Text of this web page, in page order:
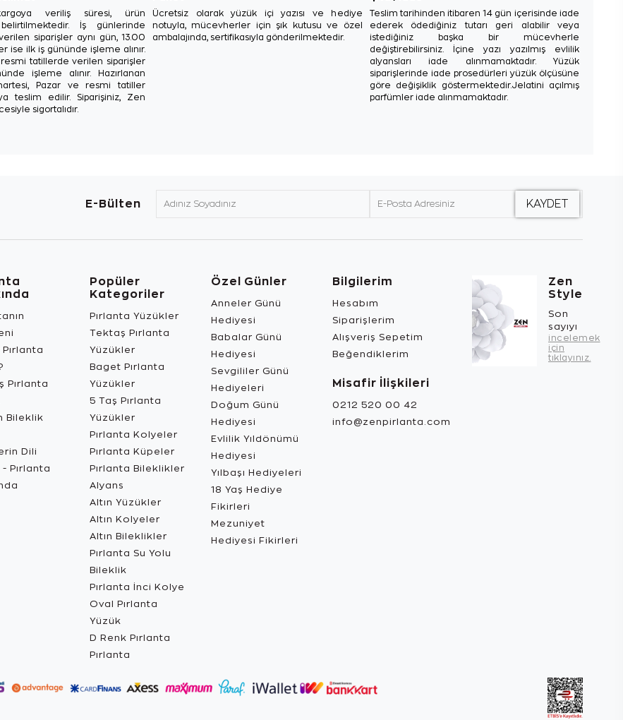
veriliş süresi, ürün
belirtilmektedir. İş günlerinde
siparişler aynı gün, 13.00
ise ilk iş gününde işleme alınır.
resmi tatillerde verilen siparişler
işleme alınır. Hazırlanan
Pazar ve resmi tatiller
teslim edilir. Siparişiniz, Zen
sigortalıdır.
Ücretsiz olarak yüzük içi yazısı ve hediye
notuyla, mücevherler için şık kutusu ve özel
ambalajında, sertifikasıyla gönderilmektedir.
Teslim tarihinden itibaren 14 gün içerisinde iade
ederek ödediğiniz tutarı geri alabilir veya
istediğiniz başka bir mücevherle
değiştirebilirsiniz. İçine yazı yazılmış evlilik
alyansları iade alınmamaktadır. Yüzük
siparişlerinde iade prosedürleri yüzük ölçüsüne
göre değişiklik göstermektedir.Jelatini açılmış
parfümler iade alınmamaktadır.
E-Bülten
Pırlanta
Bileklik
Dili
Pırlanta
Popüler
Kategoriler
Pırlanta Yüzükler
Tektaş Pırlanta
Yüzükler
Baget Pırlanta
Yüzükler
5 Taş Pırlanta
Yüzükler
Pırlanta Kolyeler
Pırlanta Küpeler
Pırlanta Bileklikler
Alyans
Altın Yüzükler
Altın Kolyeler
Altın Bileklikler
Pırlanta Su Yolu
Bileklik
Pırlanta İnci Kolye
Oval Pırlanta
Yüzük
D Renk Pırlanta
Pırlanta
Özel Günler
Anneler Günü
Hediyesi
Babalar Günü
Hediyesi
Sevgililer Günü
Hediyeleri
Doğum Günü
Hediyesi
Evlilik Yıldönümü
Hediyesi
Yılbaşı Hediyeleri
18 Yaş Hediye
Fikirleri
Mezuniyet
Hediyesi Fikirleri
Bilgilerim
Hesabım
Siparişlerim
Alışveriş Sepetim
Beğendiklerim
Misafir İlişkileri
0212 520 00 42
info@zenpirlanta.com
Zen
Style
Son
sayıyı
incelemek
için
tıklayınız.